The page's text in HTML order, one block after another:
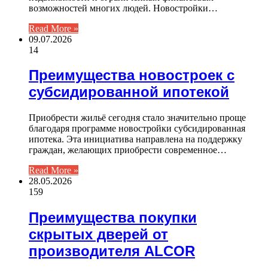
возможностей многих людей. Новостройки…
Read More »
09.07.2026
14
Преимущества новостроек с
субсидированной ипотекой
Приобрести жильё сегодня стало значительно проще
благодаря программе новостройки субсидированная
ипотека. Эта инициатива направлена на поддержку
граждан, желающих приобрести современное…
Read More »
28.05.2026
159
Преимущества покупки
скрытых дверей от
производителя ALCOR